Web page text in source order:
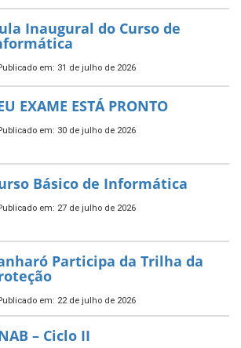
Inaugural do Curso de
em: 31 de julho de 2026
EXAME ESTÁ PRONTO
em: 30 de julho de 2026
Básico de Informática
em: 27 de julho de 2026
Participa da Trilha da
em: 22 de julho de 2026
– Ciclo II